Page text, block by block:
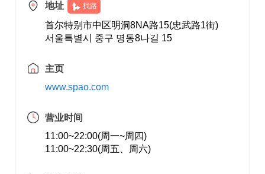
地址 找路
首尔特别市中区明洞8NA路15(忠武路1街)
서울특별시 중구 명동8나길 15
主页
www.spao.com
营业时间
11:00~22:00(周一~周四)
11:00~22:30(周五、周六)